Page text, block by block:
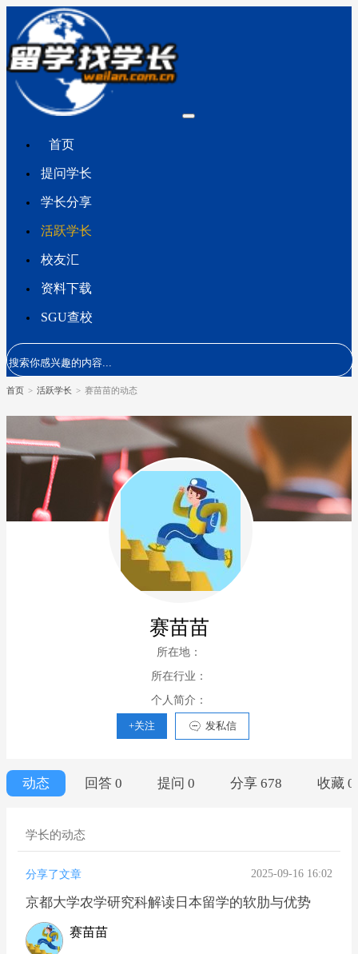
首页
提问学长
学长分享
活跃学长
校友汇
资料下载
SGU查校
首页 > 活跃学长 > 赛苗苗的动态
赛苗苗
所在地：
所在行业：
个人简介：
+关注 发私信
动态 回答 0 提问 0 分享 678 收藏 0
学长的动态
分享了文章 2025-09-16 16:02
京都大学农学研究科解读日本留学的软肋与优势
赛苗苗